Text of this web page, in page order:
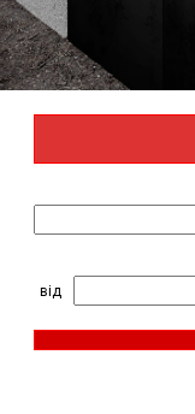
від